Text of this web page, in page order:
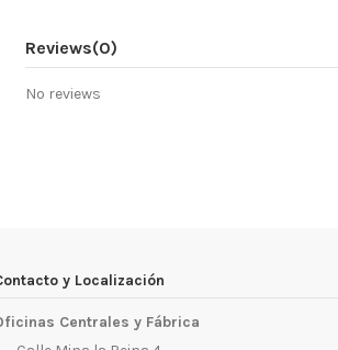
Reviews(0)
No reviews
y Localización
Centrales y Fábrica